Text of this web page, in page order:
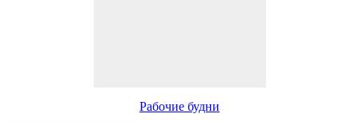
Рабочие будни